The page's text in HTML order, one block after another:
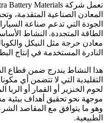
المعادن الصناعية المتقدمة،
الجودة التي تدعم صناعة
الطاقة المتجددة. النشاط
معادن حرجة مثل النيكل
النادرة المستخدمة في إنتاج
هذا النشاط يندرج ضمن قطاع
التقليدية التي لا تتضمن أي
لحوم الخنزير أو القمار أو الربا
موجهة نحو تحقيق أهداف بيئية
وهو ما يتوافق مع المقاصد
الطبيعية.